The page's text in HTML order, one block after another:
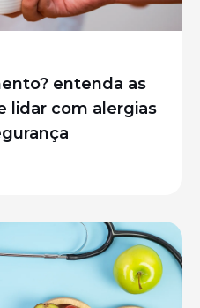
entenda as
lidar com alergias